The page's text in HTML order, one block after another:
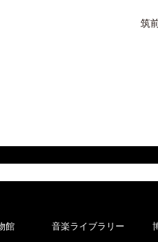
筑
館
音楽ライブラリー